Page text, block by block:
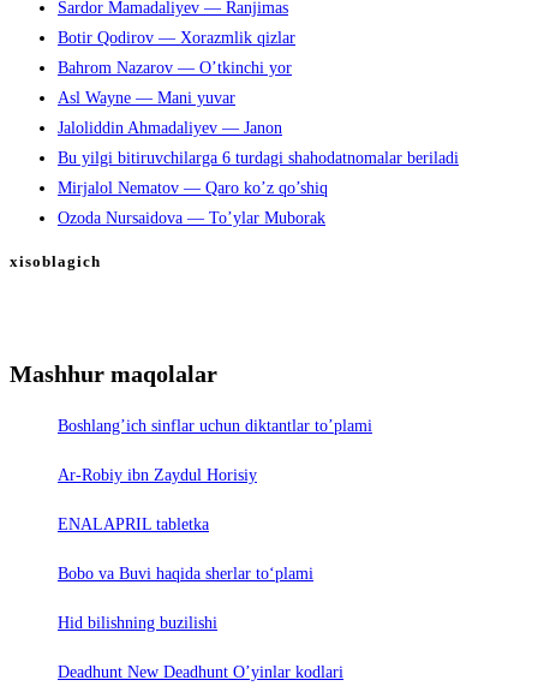
Sardor Mamadaliyev — Ranjimas
Botir Qodirov — Xorazmlik qizlar
Bahrom Nazarov — O’tkinchi yor
Asl Wayne — Mani yuvar
Jaloliddin Ahmadaliyev — Janon
Bu yilgi bitiruvchilarga 6 turdagi shahodatnomalar beriladi
Mirjalol Nematov — Qaro ko’z qo’shiq
Ozoda Nursaidova — To’ylar Muborak
xisoblagich
Mashhur maqolalar
Boshlang’ich sinflar uchun diktantlar to’plami
Ar-Robiy ibn Zaydul Horisiy
ENALAPRIL tabletka
Bobo va Buvi haqida sherlar to‘plami
Hid bilishning buzilishi
Deadhunt New Deadhunt O’yinlar kodlari